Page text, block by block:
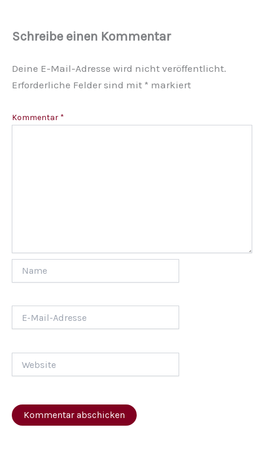
Schreibe einen Kommentar
Deine E-Mail-Adresse wird nicht veröffentlicht.
Erforderliche Felder sind mit * markiert
Kommentar *
Mail-